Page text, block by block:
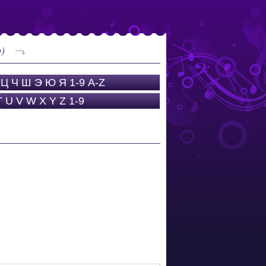
Ц Ч Ш Э Ю Я 1-9 A-Z
U V W X Y Z 1-9